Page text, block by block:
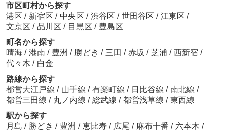
市区町村から探す
港区 / 新宿区 / 中央区 / 渋谷区 / 世田谷区 / 江東区 /
文京区 / 品川区 / 目黒区 / 豊島区
町名から探す
晴海 / 港南 / 豊洲 / 勝どき / 三田 / 赤坂 / 芝浦 / 西新宿 /
代々木 / 白金
路線から探す
都営大江戸線 / 山手線 / 有楽町線 / 日比谷線 / 南北線 /
都営三田線 / 丸ノ内線 / 総武線 / 都営浅草線 / 東西線
駅から探す
月島 / 勝どき / 豊洲 / 恵比寿 / 広尾 / 麻布十番 / 六本木 /